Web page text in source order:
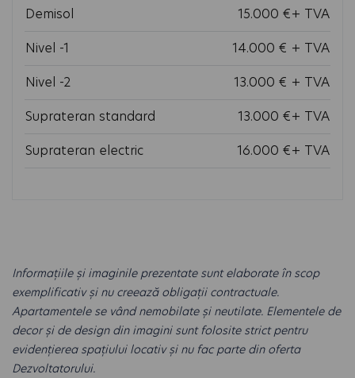
Demisol
15.000 €+ TVA
Nivel -1
14.000 € + TVA
Nivel -2
13.000 € + TVA
Suprateran standard
13.000 €+ TVA
Suprateran electric
16.000 €+ TVA
Informațiile și imaginile prezentate sunt elaborate în scop
exemplificativ și nu creează obligații contractuale.
Apartamentele se vând nemobilate și neutilate. Elementele de
decor și de design din imagini sunt folosite strict pentru
evidențierea spațiului locativ și nu fac parte din oferta
Dezvoltatorului.